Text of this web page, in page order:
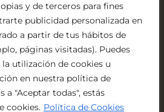
y de terceros para fines
publicidad personalizada en
a partir de tus hábitos de
páginas visitadas). Puedes
utilización de cookies u
en nuestra política de
a "Aceptar todas", estás
cookies. Política de Cookies
POLÍTICA DE COOKIES
DECLARACIÓN DE
ACCESIBILIDAD
Europea – NextGeneration EU